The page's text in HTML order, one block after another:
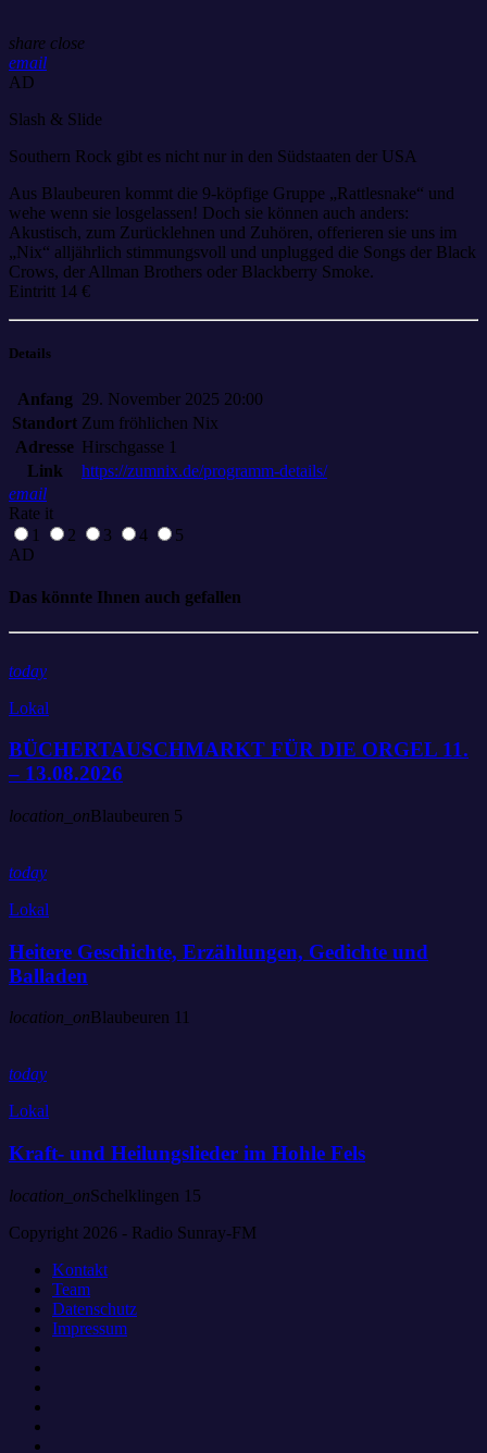
share close
email
AD
Slash & Slide
Southern Rock gibt es nicht nur in den Südstaaten der USA
Aus Blaubeuren kommt die 9-köpfige Gruppe „Rattlesnake“ und
wehe wenn sie losgelassen! Doch sie können auch anders:
Akustisch, zum Zurücklehnen und Zuhören, offerieren sie uns im
„Nix“ alljährlich stimmungsvoll und unplugged die Songs der Black
Crows, der Allman Brothers oder Blackberry Smoke.
Eintritt 14 €
Details
Anfang 29. November 2025 20:00
Standort Zum fröhlichen Nix
Adresse Hirschgasse 1
Link
https://zumnix.de/programm-details/
email
Rate it
1
2 3 4
5
AD
Das könnte Ihnen auch gefallen
today
Lokal
BÜCHERTAUSCHMARKT FÜR DIE ORGEL 11.
– 13.08.2026
location_onBlaubeuren 5
today
Lokal
Heitere Geschichte, Erzählungen, Gedichte und
Balladen
location_on Blaubeuren 11
today
Lokal
Kraft- und Heilungslieder im Hohle Fels
location_onSchelklingen 15
Copyright 2026 - Radio Sunray-FM
Kontakt
Team
Datenschutz
Impressum